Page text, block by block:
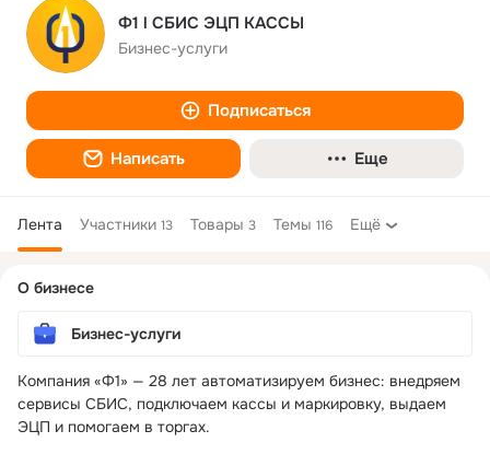
Ф1 l СБИС ЭЦП КАССЫ
Бизнес-услуги
Подписаться
Написать Еще
Лента Участники 13 Товары 3 Темы 116 Ещё
колонка
О бизнесе
Бизнес-услуги
Компания «Ф1» — 28 лет автоматизируем бизнес: внедряем
сервисы СБИС, подключаем кассы и маркировку, выдаем
ЭЦП и помогаем в торгах.